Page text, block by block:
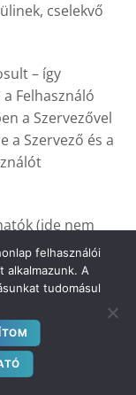
cselekvő
– így
Felhasználó
a Szervezővel
a Szervező és a
(ide nem
szerinti
vagy
a
amely
– a
vagy a
felhasználói
alkalmazunk. A
tudomásul